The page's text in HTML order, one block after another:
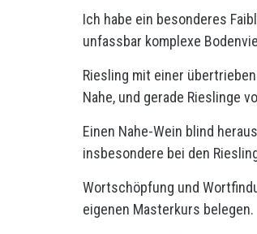
Ich habe ein besonderes
unfassbar komplexe
Riesling mit einer
Nahe, und gerade Rieslinge
Einen Nahe-Wein blind
insbesondere bei den
Wortschöpfung und
eigenen Masterkurs belegen.